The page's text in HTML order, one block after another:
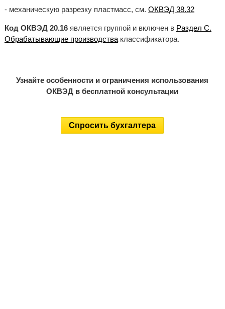
- механическую разрезку пластмасс, см. ОКВЭД 38.32
Код ОКВЭД 20.16является группой и включен в Раздел C.
Обрабатывающие производстваклассификатора.
Узнайте особенности и ограничения использования
ОКВЭД в бесплатной консультации
Спросить бухгалтера